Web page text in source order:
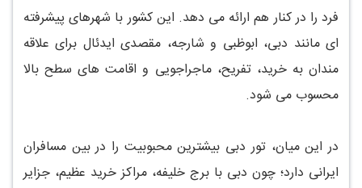
فرد را در کنار هم ارائه می دهد. این کشور با شهرهای پیشرفته
ای مانند دبی، ابوظبی و شارجه، مقصدی ایدئال برای علاقه
مندان به خرید، تفریح، ماجراجویی و اقامت های سطح بالا
محسوب می شود.
در این میان، تور دبی بیشترین محبوبیت را در بین مسافران
ایرانی دارد؛ چون دبی با برج خلیفه، مراکز خرید عظیم، جزایر